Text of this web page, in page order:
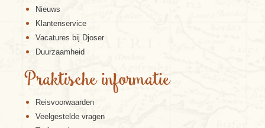
Nieuws
Klantenservice
Vacatures bij Djoser
Duurzaamheid
Praktische informatie
Reisvoorwaarden
Veelgestelde vragen